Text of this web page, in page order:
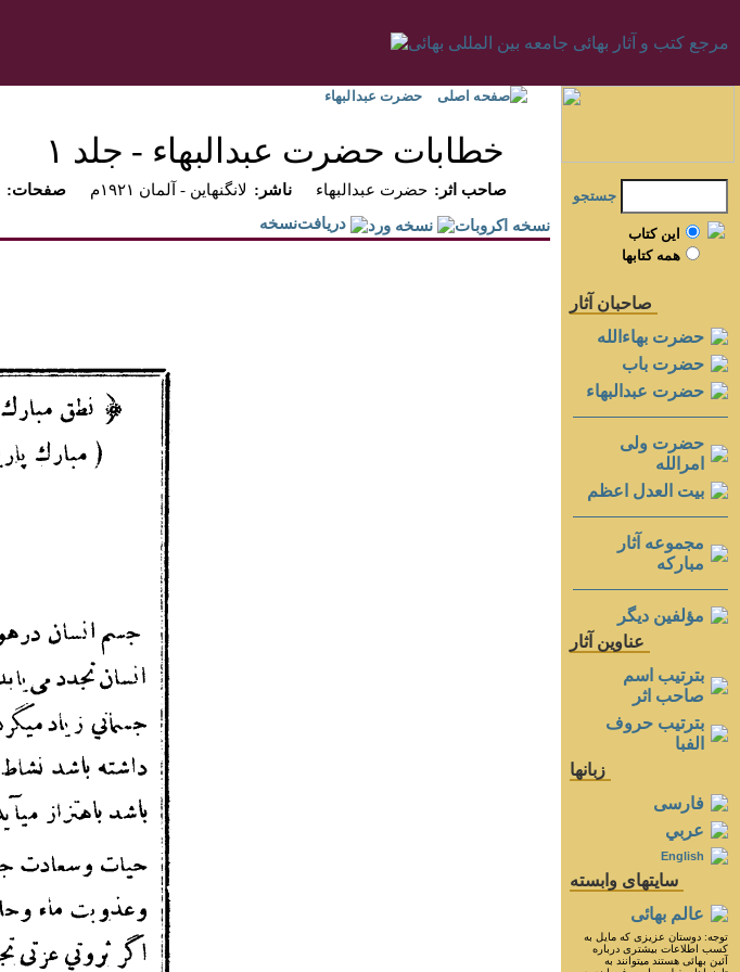
صفحه اصلی حضرت عبدالبهاء
خطابات حضرت عبدالبهاء - جلد ۱
:صفحات لانگنهاين - آلمان ۱۹۲۱م :ناشر حضرت عبدالبهاء
:صاحب اثر
جستجو
اين کتاب
همه کتابها
صاحبان آثار
حضرت بهاءالله
حضرت باب
حضرت عبدالبهاء
حضرت ولی
امرالله
بيت العدل اعظم
مجموعه آثار
مباركه
مؤلفين ديگر
عناوين آثار
بترتيب اسم
صاحب اثر
بترتيب حروف
الفبا
زبانها
فارسی
عربي
English
سايتهای وابسته
عالم بهائی
توجه: دوستان عزيزى كه مايل به
كسب اطلاعات بيشترى درباره
آئين بهائى هستند ميتوانند به